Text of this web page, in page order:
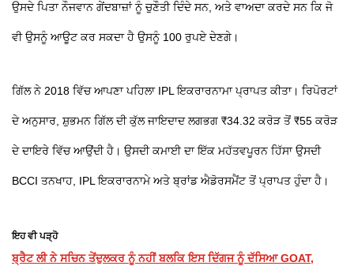
ਉਸਦੇ ਪਿਤਾ ਨੌਜਵਾਨ ਗੇਂਦਬਾਜ਼ਾਂ ਨੂੰ ਚੁਣੌਤੀ ਦਿੰਦੇ ਸਨ, ਅਤੇ ਵਾਅਦਾ ਕਰਦੇ ਸਨ ਕਿ ਜੋ
ਵੀ ਉਸਨੂੰ ਆਊਟ ਕਰ ਸਕਦਾ ਹੈ ਉਸਨੂੰ 100 ਰੁਪਏ ਦੇਣਗੇ।
ਗਿੱਲ ਨੇ 2018 ਵਿੱਚ ਆਪਣਾ ਪਹਿਲਾ IPL ਇਕਰਾਰਨਾਮਾ ਪ੍ਰਾਪਤ ਕੀਤਾ। ਰਿਪੋਰਟਾਂ
ਦੇ ਅਨੁਸਾਰ, ਸ਼ੁਭਮਨ ਗਿੱਲ ਦੀ ਕੁੱਲ ਜਾਇਦਾਦ ਲਗਭਗ ₹34.32 ਕਰੋੜ ਤੋਂ ₹55 ਕਰੋੜ
ਦੇ ਦਾਇਰੇ ਵਿੱਚ ਆਉਂਦੀ ਹੈ। ਉਸਦੀ ਕਮਾਈ ਦਾ ਇੱਕ ਮਹੱਤਵਪੂਰਨ ਹਿੱਸਾ ਉਸਦੀ
BCCI ਤਨਖਾਹ, IPL ਇਕਰਾਰਨਾਮੇ ਅਤੇ ਬ੍ਰਾਂਡ ਐਡੋਰਸਮੈਂਟ ਤੋਂ ਪ੍ਰਾਪਤ ਹੁੰਦਾ ਹੈ।
ਇਹ ਵੀ ਪੜ੍ਹੋ
ਬ੍ਰੈਟ ਲੀ ਨੇ ਸਚਿਨ ਤੇਂਦੁਲਕਰ ਨੂੰ ਨਹੀਂ ਬਲਕਿ ਇਸ ਦਿੱਗਜ ਨੂੰ ਦੱਸਿਆ GOAT,